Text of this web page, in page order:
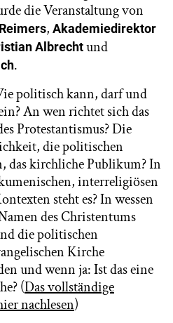
die Veranstaltung von
, Akademiedirektor
Albrechtund
.
politisch kann, darf und
An wen richtet sich das
Protestantismus? Die
die politischen
das kirchliche Publikum? In
interreligiösen
steht es? In wessen
des Christentums
die politischen
Kirche
und wenn ja: Ist das eine
(Das vollständige
nachlesen)